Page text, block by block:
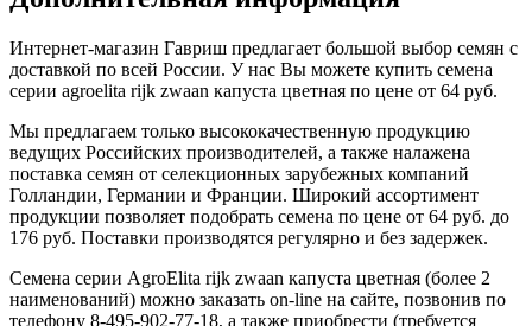
Интернет-магазин Гавриш предлагает большой выбор семян с
доставкой по всей России. У нас Вы можете купить семена
серии agroelita rijk zwaan капуста цветная по цене от 64 руб.
Мы предлагаем только высококачественную продукцию
ведущих Российских производителей, а также налажена
поставка семян от селекционных зарубежных компаний
Голландии, Германии и Франции. Широкий ассортимент
продукции позволяет подобрать семена по цене от 64 руб. до
176 руб. Поставки производятся регулярно и без задержек.
Семена серии AgroElita rijk zwaan капуста цветная (более 2
наименований) можно заказать on-line на сайте, позвонив по
телефону 8-495-902-77-18, а также приобрести (требуется